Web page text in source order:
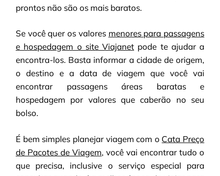
prontos não são os mais baratos.
Se você quer os valores menores para passagens
e hospedagem o site Viajanet pode te ajudar a
encontra-los. Basta informar a cidade de origem,
o destino e a data de viagem que você vai
encontrar passagens áreas baratas e
hospedagem por valores que caberão no seu
bolso.
É bem simples planejar viagem com o Cata Preço
de Pacotes de Viagem, você vai encontrar tudo o
que precisa, inclusive o serviço especial para